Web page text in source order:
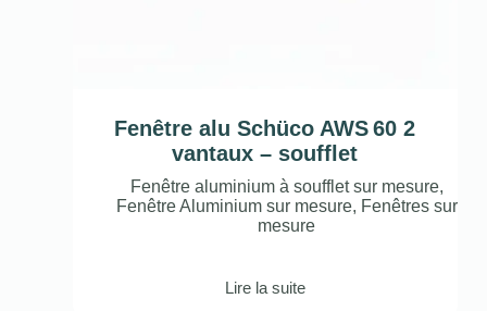
Fenêtre alu Schüco AWS 60 2
vantaux – soufflet
Fenêtre aluminium à soufflet sur mesure,
Fenêtre Aluminium sur mesure, Fenêtres sur
mesure
Lire la suite